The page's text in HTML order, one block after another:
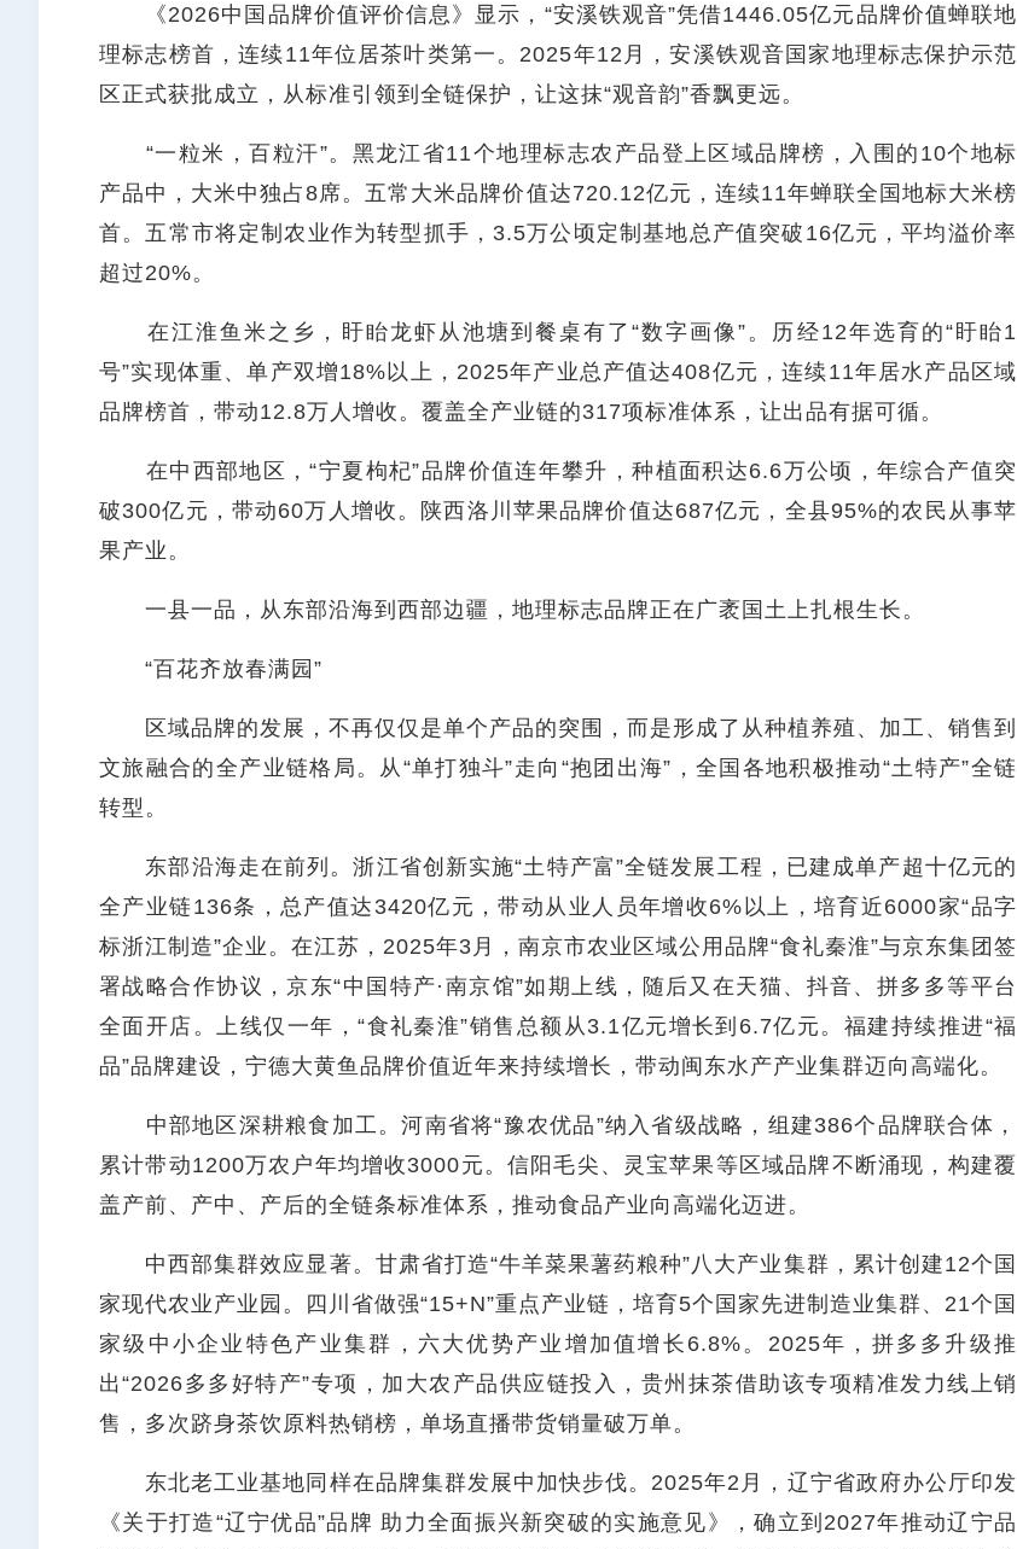
《2026中国品牌价值评价信息》显示，“安溪铁观音”凭借1446.05亿元品牌价值蝉联地
理标志榜首，连续11年位居茶叶类第一。2025年12月，安溪铁观音国家地理标志保护示范
区正式获批成立，从标准引领到全链保护，让这抹“观音韵”香飘更远。
“一粒米，百粒汗”。黑龙江省11个地理标志农产品登上区域品牌榜，入围的10个地标
产品中，大米中独占8席。五常大米品牌价值达720.12亿元，连续11年蝉联全国地标大米榜
首。五常市将定制农业作为转型抓手，3.5万公顷定制基地总产值突破16亿元，平均溢价率
超过20%。
在江淮鱼米之乡，盱眙龙虾从池塘到餐桌有了“数字画像”。历经12年选育的“盱眙1
号”实现体重、单产双增18%以上，2025年产业总产值达408亿元，连续11年居水产品区域
品牌榜首，带动12.8万人增收。覆盖全产业链的317项标准体系，让出品有据可循。
在中西部地区，“宁夏枸杞”品牌价值连年攀升，种植面积达6.6万公顷，年综合产值突
破300亿元，带动60万人增收。陕西洛川苹果品牌价值达687亿元，全县95%的农民从事苹
果产业。
一县一品，从东部沿海到西部边疆，地理标志品牌正在广袤国土上扎根生长。
“百花齐放春满园”
区域品牌的发展，不再仅仅是单个产品的突围，而是形成了从种植养殖、加工、销售到
文旅融合的全产业链格局。从“单打独斗”走向“抱团出海”，全国各地积极推动“土特产”全链
转型。
东部沿海走在前列。浙江省创新实施“土特产富”全链发展工程，已建成单产超十亿元的
全产业链136条，总产值达3420亿元，带动从业人员年增收6%以上，培育近6000家“品字
标浙江制造”企业。在江苏，2025年3月，南京市农业区域公用品牌“食礼秦淮”与京东集团签
署战略合作协议，京东“中国特产·南京馆”如期上线，随后又在天猫、抖音、拼多多等平台
全面开店。上线仅一年，“食礼秦淮”销售总额从3.1亿元增长到6.7亿元。福建持续推进“福
品”品牌建设，宁德大黄鱼品牌价值近年来持续增长，带动闽东水产产业集群迈向高端化。
中部地区深耕粮食加工。河南省将“豫农优品”纳入省级战略，组建386个品牌联合体，
累计带动1200万农户年均增收3000元。信阳毛尖、灵宝苹果等区域品牌不断涌现，构建覆
盖产前、产中、产后的全链条标准体系，推动食品产业向高端化迈进。
中西部集群效应显著。甘肃省打造“牛羊菜果薯药粮种”八大产业集群，累计创建12个国
家现代农业产业园。四川省做强“15+N”重点产业链，培育5个国家先进制造业集群、21个国
家级中小企业特色产业集群，六大优势产业增加值增长6.8%。2025年，拼多多升级推
出“2026多多好特产”专项，加大农产品供应链投入，贵州抹茶借助该专项精准发力线上销
售，多次跻身茶饮原料热销榜，单场直播带货销量破万单。
东北老工业基地同样在品牌集群发展中加快步伐。2025年2月，辽宁省政府办公厅印发
《关于打造“辽宁优品”品牌 助力全面振兴新突破的实施意见》，确立到2027年推动辽宁品